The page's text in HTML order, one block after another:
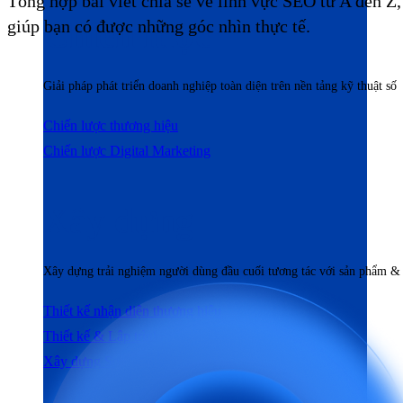
Chiến lược
Giải pháp phát triển doanh nghiệp toàn diện trên nền tảng kỹ thuật số
Chiến lược thương hiệu
Chiến lược Digital Marketing
Xây dựng trải nghiệm người dùng đầu cuối tương tác với sản phẩm
Thiết kế nhận diện thương hiệu
Thiết kế & Lập trình website
Xây dựng Social Media
giúp bạn có được những góc nhìn thực tế.